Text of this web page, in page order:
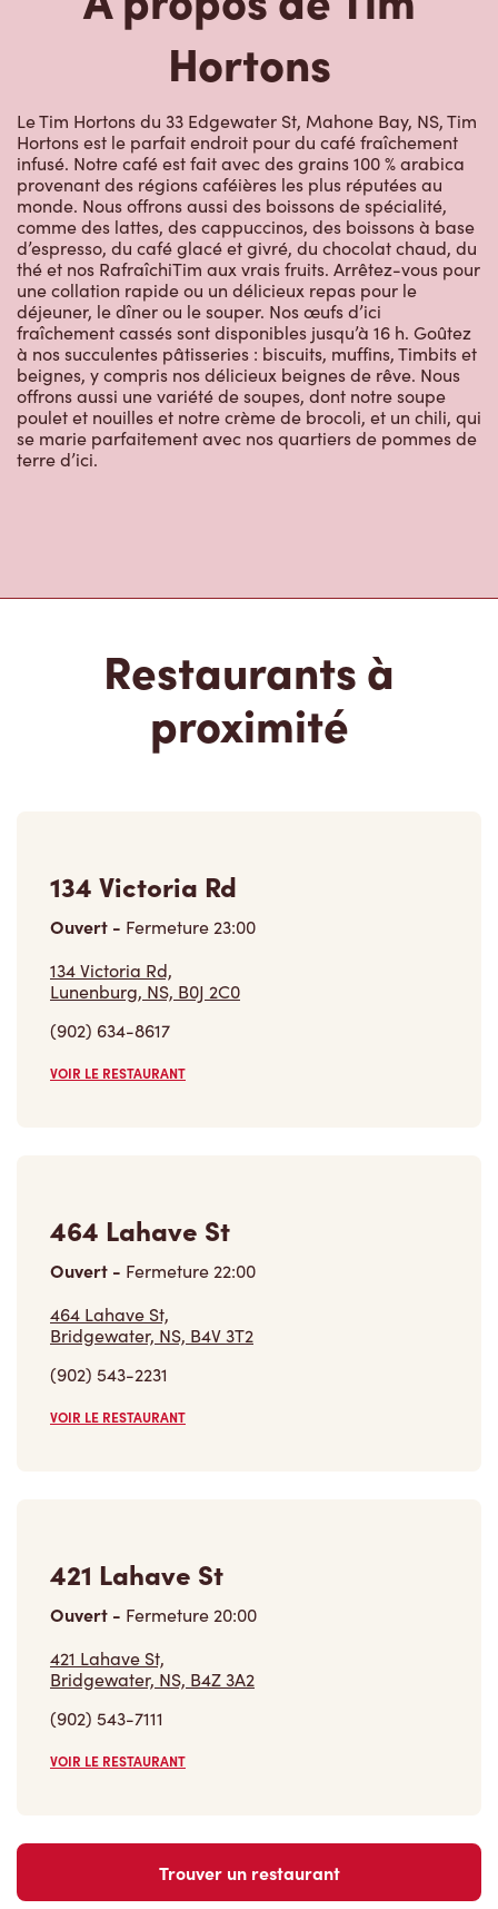
Hortons
Le Tim Hortons du 33 Edgewater St, Mahone Bay, NS, Tim
Hortons est le parfait endroit pour du café fraîchement
infusé. Notre café est fait avec des grains 100 % arabica
provenant des régions caféières les plus réputées au
monde. Nous offrons aussi des boissons de spécialité,
comme des lattes, des cappuccinos, des boissons à base
d’espresso, du café glacé et givré, du chocolat chaud, du
thé et nos RafraîchiTim aux vrais fruits. Arrêtez-vous pour
une collation rapide ou un délicieux repas pour le
déjeuner, le dîner ou le souper. Nos œufs d’ici
fraîchement cassés sont disponibles jusqu’à 16 h. Goûtez
à nos succulentes pâtisseries : biscuits, muffins, Timbits et
beignes, y compris nos délicieux beignes de rêve. Nous
offrons aussi une variété de soupes, dont notre soupe
poulet et nouilles et notre crème de brocoli, et un chili, qui
se marie parfaitement avec nos quartiers de pommes de
terre d’ici.
Restaurants à
proximité
134 Victoria Rd
Ouvert - Fermeture23:00
134 Victoria Rd,
Lunenburg, NS, B0J 2C0
(902) 634-8617
VOIR LE RESTAURANT
464 Lahave St
Ouvert - Fermeture22:00
464 Lahave St,
Bridgewater, NS, B4V 3T2
(902) 543-2231
VOIR LE RESTAURANT
421 Lahave St
Ouvert - Fermeture20:00
421 Lahave St,
Bridgewater, NS, B4Z 3A2
(902) 543-7111
VOIR LE RESTAURANT
Trouver un restaurant